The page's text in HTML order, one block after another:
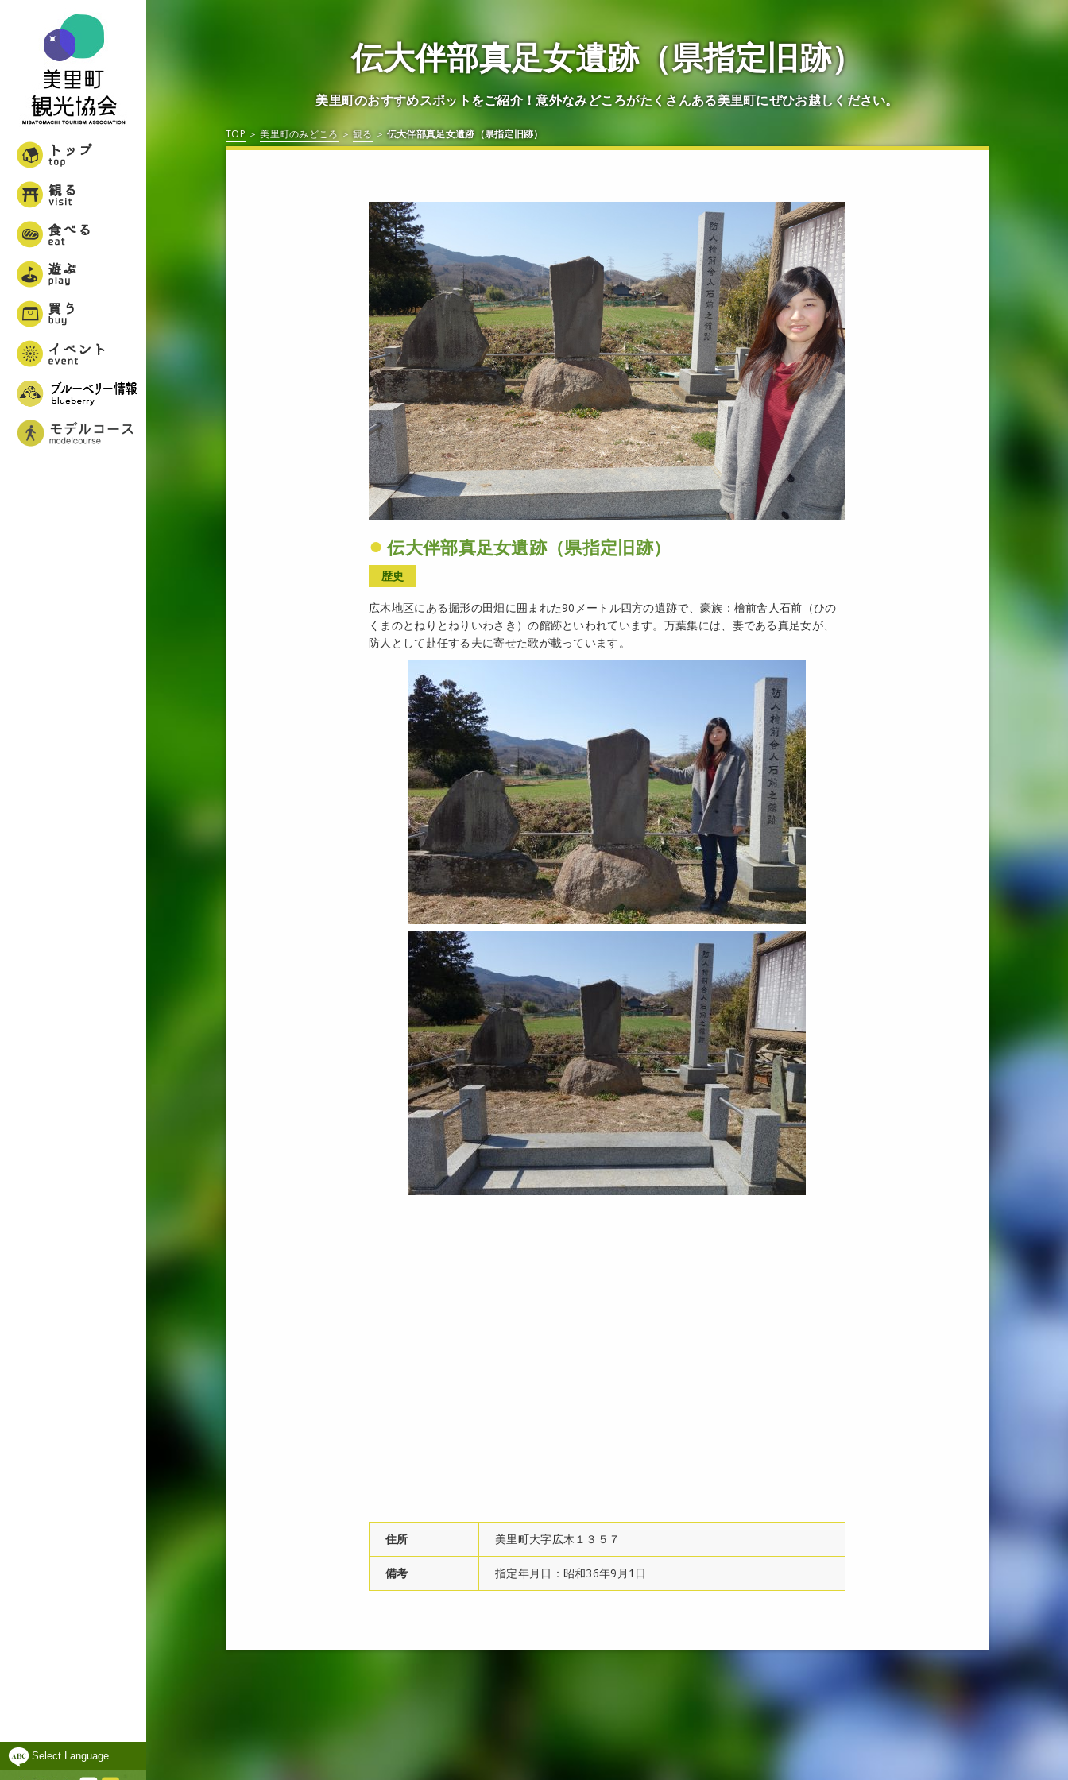
美里町観光協会
遊ぶ
イベント
伝大伴部真足女遺跡（県指定旧跡）
美里町のおすすめスポットをご紹介！意外なみどころがたくさんある美里町にぜひお越しください。
TOP 美里町のみどころ 観る 伝大伴部真足女遺跡（県指定旧跡）
伝大伴部真足女遺跡（県指定旧跡）
歴史
広木地区にある掘形の田畑に囲まれた90メートル四方の遺跡で、豪族：檜前舎人石前（ひの
くまのとねりとねりいわさき）の館跡といわれています。万葉集には、妻である真足女が、
防人として赴任する夫に寄せた歌が載っています。
住所 美里町大字広木１３５７
備考 指定年月日：昭和36年9月1日